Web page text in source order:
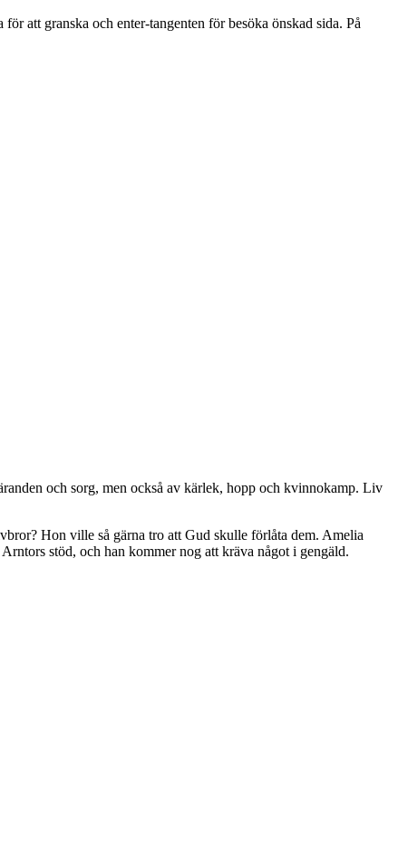
att granska och enter-tangenten för besöka önskad sida. På
och sorg, men också av kärlek, hopp och kvinnokamp. Liv
Hon ville så gärna tro att Gud skulle förlåta dem. Amelia
stöd, och han kommer nog att kräva något i gengäld.